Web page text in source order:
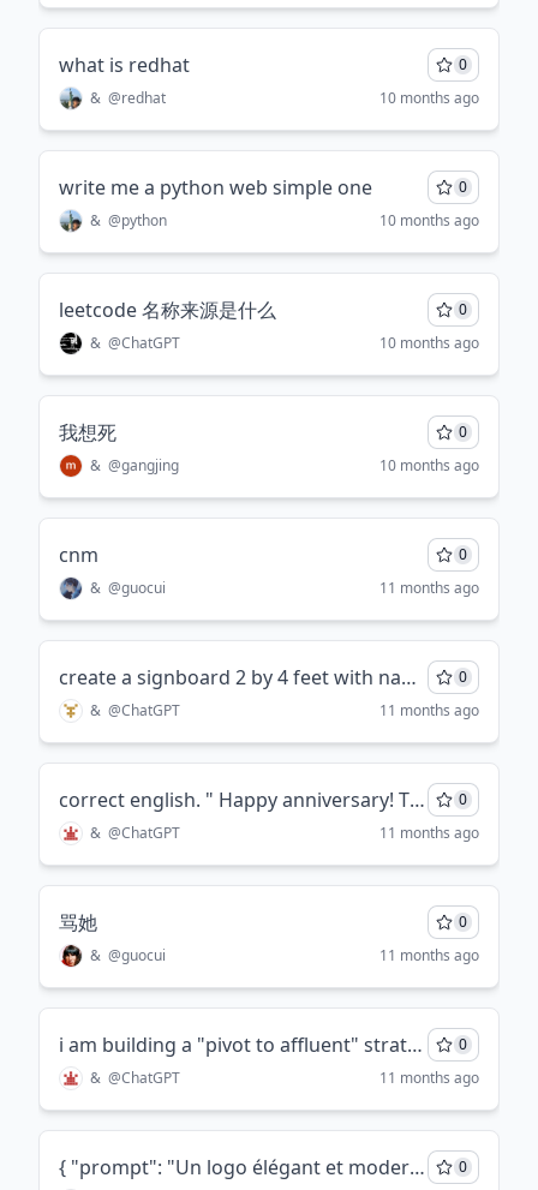
what is redhat
0
& @redhat 10 months ago
write me a python web simple one
0
& @python 10 months ago
leetcode 名称来源是什么
0
& @ChatGPT 10 months ago
我想死
0
& @gangjing 10 months ago
cnm
0
& @guocui 11 months ago
create a signboard 2 by 4 feet with name in devnagri script followed by english name of firm :Rashtra Soft Sys address 5 th lane Rajarampuri 1185/29 E ward Kolhapur 416008 with background color white and fore color in red with black shading the letters should have 3 D effects Letters shoud be big and prominant, add sentence below the address, with proper space GOVT . SOFTWARE SUPPLIER. add email address : rashtrasoftsys.com phone no .8421655133 sign board should be simple with NO fancy design keep it simple occupy the entire space .
0
& @ChatGPT 11 months ago
correct english. " Happy anniversary! Thanks you very much for the invite! I am so horored. Just wonder SCMAC has travel budget? "
0
& @ChatGPT 11 months ago
骂她
0
& @guocui 11 months ago
i am building a "pivot to affluent" strategy. for those customers who are not affluent yet, they have potential to grow to Affluent space. i segment them into hidden affluent, emerging affluent and evergreen mass. can you change "emerging" into another world.
0
& @ChatGPT 11 months ago
{ "prompt": "Un logo élégant et moderne pour un studio de développement de jeux vidéo nommé « Protek ». Le style doit être futuriste et minimaliste, avec une typographie épurée, des dégradés subtils et une touche de néon. Le logo doit véhiculer l'innovation et la créativité, avec un symbole ou une icône d'inspiration technologique à côté du mot « Protek ». L'arrière-plan doit être sombre ou transparent pour plus de polyvalence.", "size": "1024x1024", "style": { "theme": "futuristic", "colors": ["#00FFFF", "#111111", "#FFFFFF"], "font": "bold sans-serif", "mood": "innovative, turning-edge" }, "type": "logo" } ``` 0